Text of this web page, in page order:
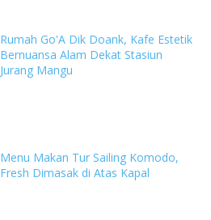
Rumah Go'A Dik Doank, Kafe Estetik
Bernuansa Alam Dekat Stasiun
Jurang Mangu
Menu Makan Tur Sailing Komodo,
Fresh Dimasak di Atas Kapal